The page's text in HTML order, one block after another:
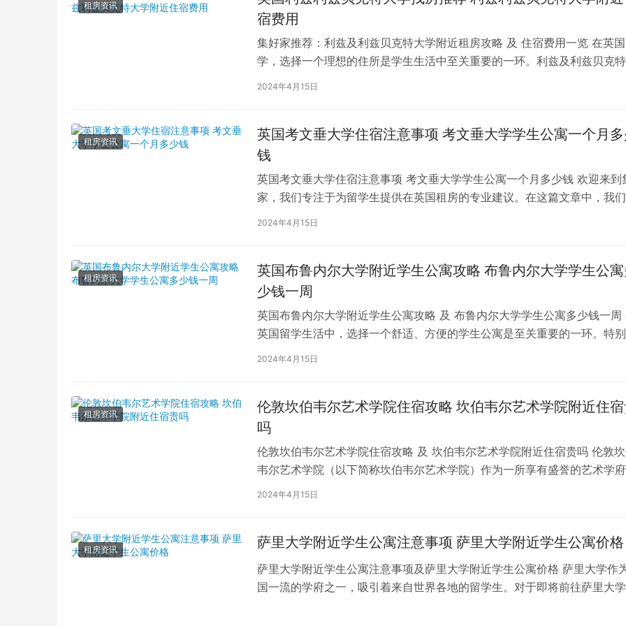
租房资讯
宿费用
集好家推荐：利兹及利兹贝克特大学附近租房攻略 及 住宿费用一览 在英
学，选择一个理想的住所是学生生活中至关重要的一环。利兹及利兹贝克特
学（以下简称利兹贝大）作为英国一所卓越的…
2024年4月15日
租房资讯
英国考文垂大学住宿注意事项 考文垂大学学生公寓一个月
钱
英国考文垂大学住宿注意事项 考文垂大学学生公寓一个月多少钱 欢迎来到
家，我们专注于为留学生提供在英国租房的专业建议。在这篇文章中，我们
深入探讨英国考文垂大学住宿的注意事项，以…
2024年4月15日
租房资讯
英国布鲁内尔大学附近学生公寓攻略 布鲁内尔大学学生公寓
少钱一周
英国布鲁内尔大学附近学生公寓攻略 及 布鲁内尔大学学生公寓多少钱一周
英国留学生活中，选择一个舒适、方便的学生公寓是至关重要的一环。特别
2024年4月15日
租房资讯
伦敦坎伯韦尔艺术学院住宿攻略 坎伯韦尔艺术学院附近住
吗
伦敦坎伯韦尔艺术学院住宿攻略 及 坎伯韦尔艺术学院附近住宿贵吗 伦敦
韦尔艺术学院（以下简称坎伯韦尔艺术学院）作为一所享有盛誉的艺术学府
吸引了全球各地的学子前来学习。而对于即将…
2024年4月15日
租房资讯 萨里大学附近学生公寓注意事项 萨里大学附近学生公寓价格
萨里大学附近学生公寓注意事项及萨里大学附近学生公寓价格 萨里大学作
国一流的学府之一，吸引着来自世界各地的留学生。对于即将前往萨里大学